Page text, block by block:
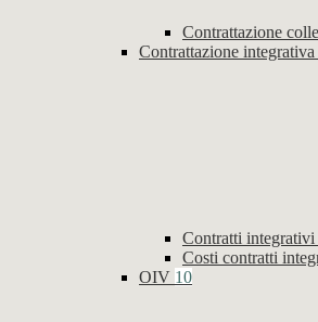
Contrattazione
Contrattazione integrativa
Contratti integrativi
Costi contratti
OIV 10